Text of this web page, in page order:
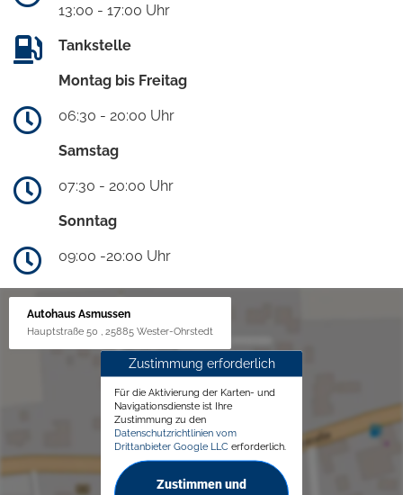
13:00 - 17:00 Uhr
Tankstelle
Montag bis Freitag
06:30 - 20:00 Uhr
Samstag
07:30 - 20:00 Uhr
Sonntag
09:00 -20:00 Uhr
Autohaus Asmussen
Hauptstraße 50 , 25885 Wester-Ohrstedt
Zustimmung erforderlich
Für die Aktivierung der Karten- und
Navigationsdienste ist Ihre
Zustimmung zu den
Datenschutzrichtlinien vom
Drittanbieter Google LLC erforderlich.
Zustimmen und